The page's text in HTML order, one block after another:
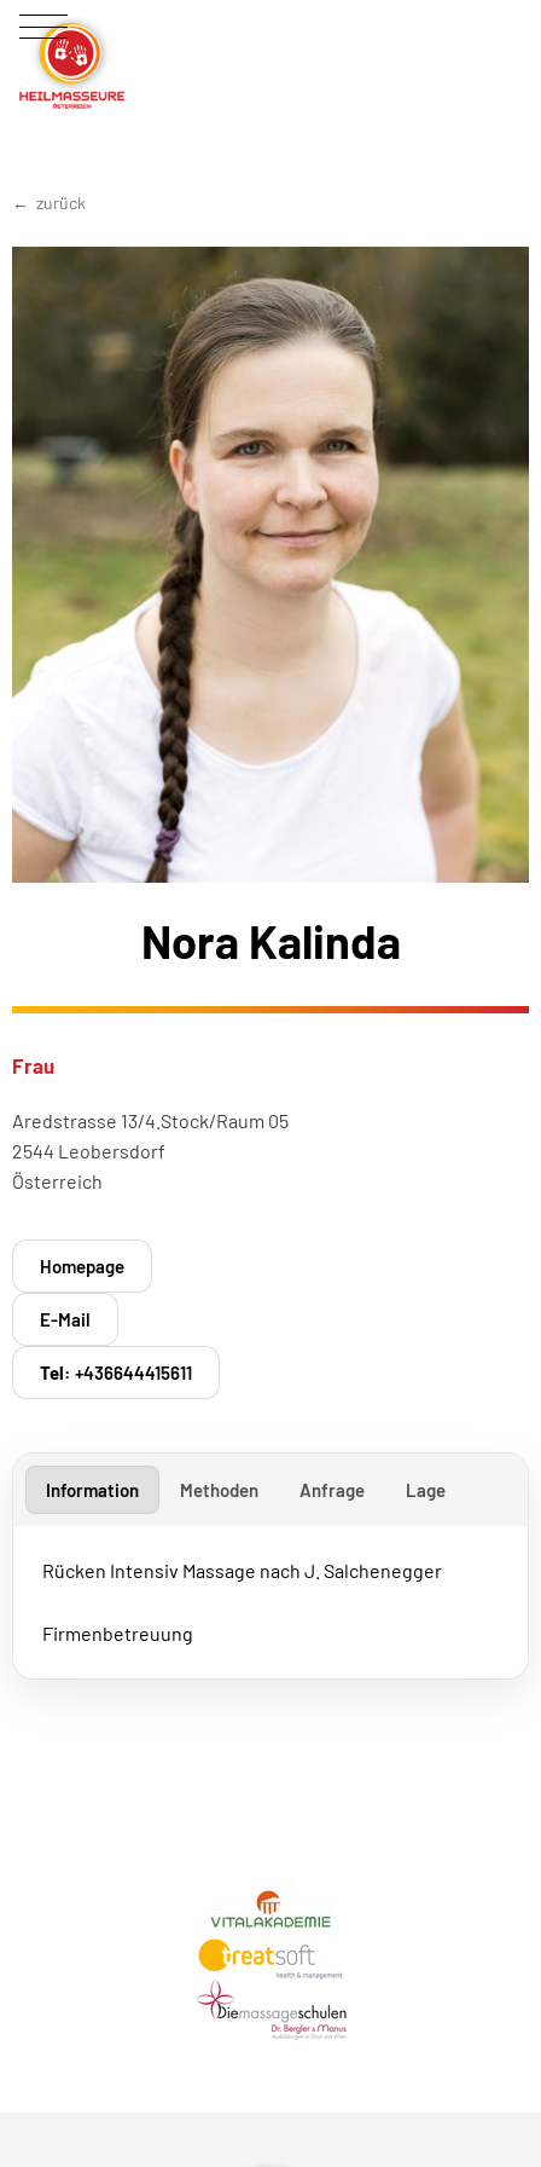
zurück
Nora Kalinda
Frau
Aredstrasse 13/4.Stock/Raum 05
2544 Leobersdorf
Österreich
Homepage
E-Mail
Tel: +436644415611
Information Methoden Anfrage Lage
Rücken Intensiv Massage nach J. Salchenegger
Firmenbetreuung